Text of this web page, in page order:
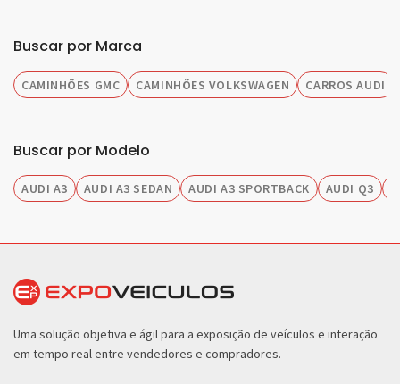
Buscar por Marca
CAMINHÕES GMC CAMINHÕES VOLKSWAGEN CARROS AUDI
Buscar por Modelo
AUDI A3 AUDI A3 SEDAN AUDI A3 SPORTBACK AUDI Q3
Uma solução objetiva e ágil para a exposição de veículos e interação
em tempo real entre vendedores e compradores.